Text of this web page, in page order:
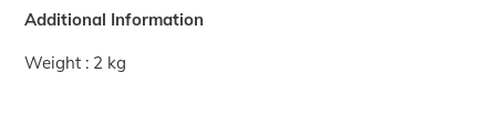
Additional Information
Weight : 2 kg